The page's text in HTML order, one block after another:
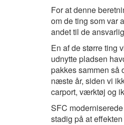
For at denne
om de ting som var
andet til de
En af de større ting
udnytte pladsen
pakkes sammen så
næste år, siden vi
carport, værktøj og
SFC
stadig på at